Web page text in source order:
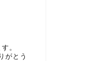
。
がとう